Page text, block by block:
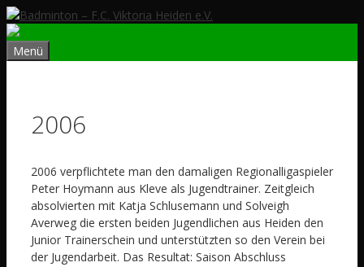
Zum
Inhalt
springen
Menü
2006
2006 verpflichtete man den damaligen Regionalligaspieler
Peter Hoymann aus Kleve als Jugendtrainer. Zeitgleich
absolvierten mit Katja Schlusemann und Solveigh
Averweg die ersten beiden Jugendlichen aus Heiden den
Junior Trainerschein und unterstützten so den Verein bei
der Jugendarbeit. Das Resultat: Saison Abschluss